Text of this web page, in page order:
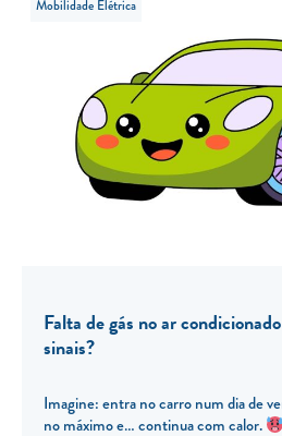
Mobilidade Elétrica
Falta de gás no ar
sinais?
Imagine: entra no carro num dia de
no máximo e… continua com calor.